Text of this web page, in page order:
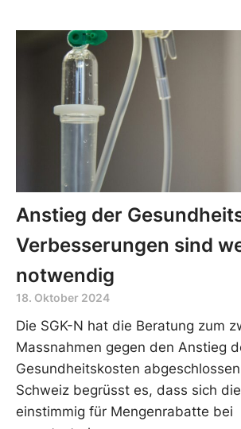
Anstieg der
Verbesserungen sind
notwendig
18. Oktober 2024
Die SGK-N hat die Beratung zum
Massnahmen gegen den Anstieg
Gesundheitskosten
Schweiz begrüsst es, dass sich
einstimmig für Mengenrabatte bei